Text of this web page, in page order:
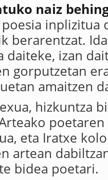
naiz
inplizitua
berarentzat.
daiteke, izan
gorputzetan
amaitzen
hizkuntza
poetaren
eta Iratxe
artean
bidea poetari.